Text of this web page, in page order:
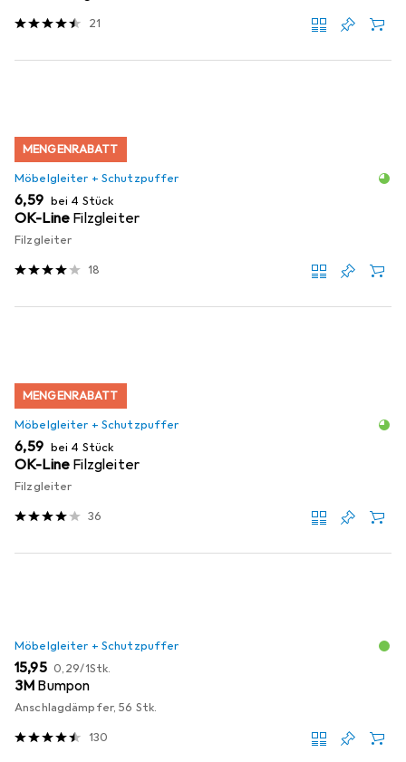
21
MENGENRABATT
Möbelgleiter + Schutzpuffer
EUR
6,59 bei 4 Stück
OK-Line Filzgleiter
Filzgleiter
18
MENGENRABATT
Möbelgleiter + Schutzpuffer
EUR
6,59 bei 4 Stück
OK-Line Filzgleiter
Filzgleiter
36
Möbelgleiter + Schutzpuffer
EUR
15,95 EUR
0,29/1Stk.
3M Bumpon
Anschlagdämpfer, 56 Stk.
130